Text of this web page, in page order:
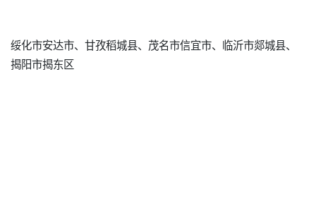
绥化市安达市、甘孜稻城县、茂名市信宜市、临沂市郯城县、
揭阳市揭东区